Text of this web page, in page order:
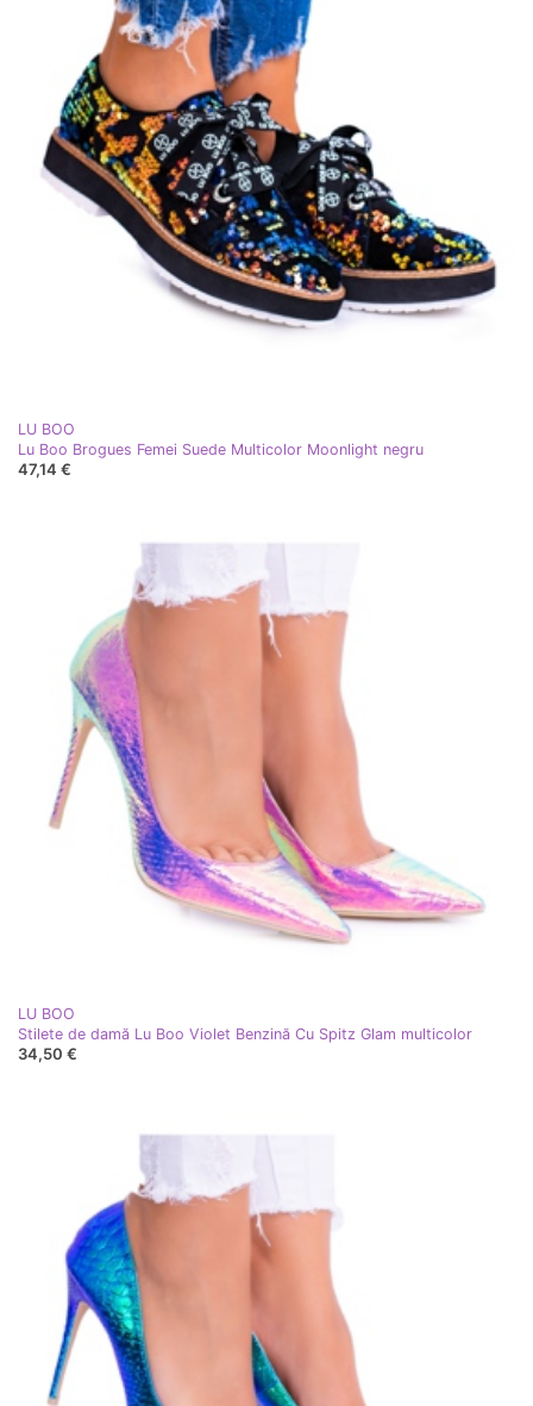
LU BOO
Lu Boo Brogues Femei Suede Multicolor Moonlight negru
47,14 €
LU BOO
Stilete de damă Lu Boo Violet Benzină Cu Spitz Glam multicolor
34,50 €